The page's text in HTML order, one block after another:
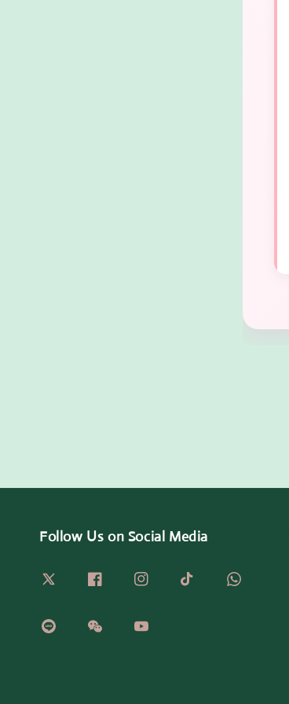
Follow Us on Social Media